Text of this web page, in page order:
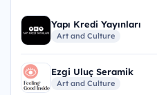
Yapı Kredi Yayınları
Art and Culture
Ezgi Uluç Seramik
Art and Culture